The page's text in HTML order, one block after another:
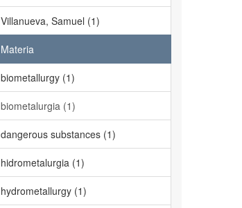
Villanueva, Samuel (1)
Materia
biometallurgy (1)
biometalurgia (1)
dangerous substances (1)
hidrometalurgia (1)
hydrometallurgy (1)